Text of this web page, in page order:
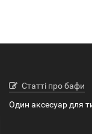
Статті про бафи
Один аксесуар для